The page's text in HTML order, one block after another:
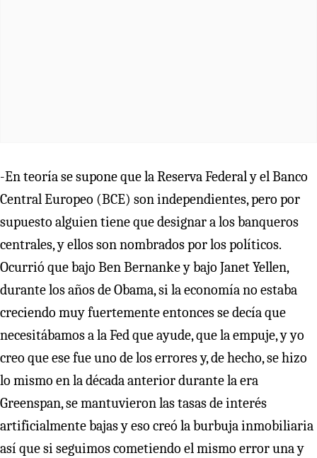
-En teoría se supone que la Reserva Federal y el Banco
Central Europeo (BCE) son independientes, pero por
supuesto alguien tiene que designar a los banqueros
centrales, y ellos son nombrados por los políticos.
Ocurrió que bajo Ben Bernanke y bajo Janet Yellen,
durante los años de Obama, si la economía no estaba
creciendo muy fuertemente entonces se decía que
necesitábamos a la Fed que ayude, que la empuje, y yo
creo que ese fue uno de los errores y, de hecho, se hizo
lo mismo en la década anterior durante la era
Greenspan, se mantuvieron las tasas de interés
artificialmente bajas y eso creó la burbuja inmobiliaria
así que si seguimos cometiendo el mismo error una y